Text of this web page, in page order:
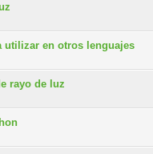
5
utilizar en otros lenguajes
5
rayo de luz
5
5